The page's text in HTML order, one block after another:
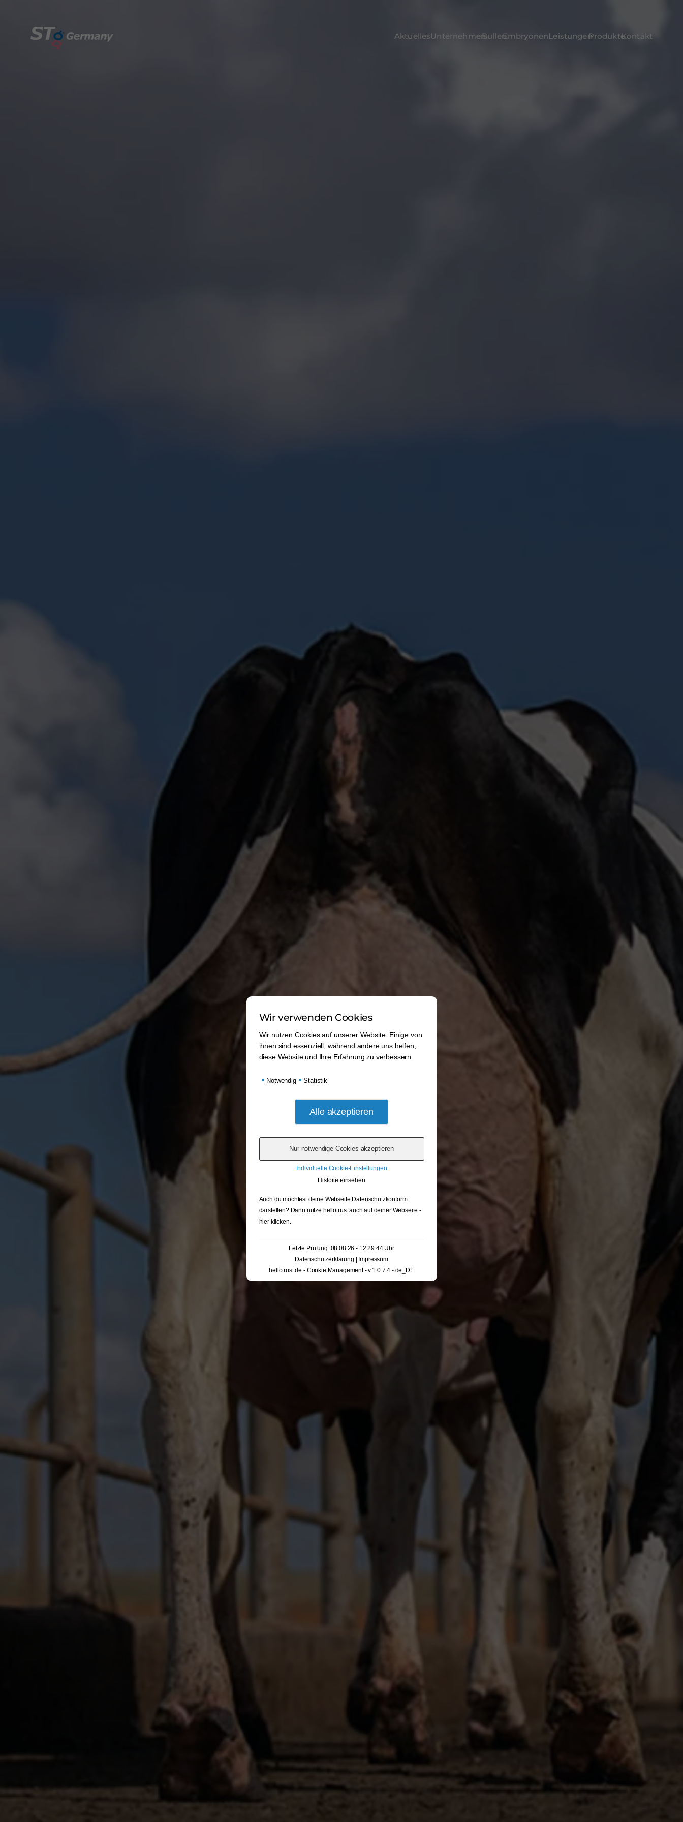
AktuellesUnternehmenBullenEmbryonenLeistungenProdukteKontakt
Wir verwenden Cookies
Wir nutzen Cookies auf unserer Website. Einige von
ihnen sind essenziell, während andere uns helfen,
diese Website und Ihre Erfahrung zu verbessern.
• Notwendig • Statistik
Individuelle Cookie-Einstellungen
Historie einsehen
Auch du möchtest deine Webseite Datenschutzkonform
darstellen? Dann nutze hellotrust auch auf deiner Webseite -
hier klicken.
Letzte Prüfung: 08.08.26 - 12:29:44 Uhr
Datenschutzerklärung
Impressum
hellotrust.de - Cookie Management - v.1.0.7.4 - de_DE